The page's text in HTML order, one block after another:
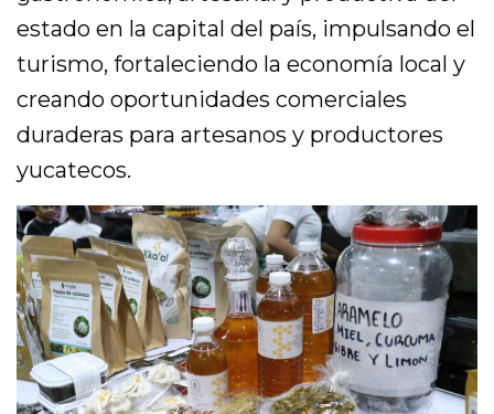
estado en la capital del país, impulsando el
turismo, fortaleciendo la economía local y
creando oportunidades comerciales
duraderas para artesanos y productores
yucatecos.